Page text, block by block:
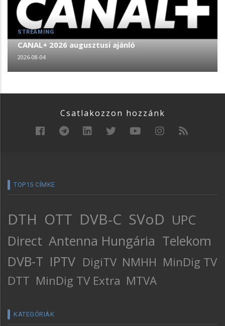
STREAMING
CANAL+ 2026 augusztusi ajánló
2026-08-04
Csatlakozzon hozzánk
TOP15 CÍMKE
DTH OTT DVB-C SVoD UPC
Direct Antenna Hungária Telekom
DVB-T IPTV DigiTV NMHH MinDig TV
DTT MinDig TV Extra MTVA
KATEGÓRIÁK